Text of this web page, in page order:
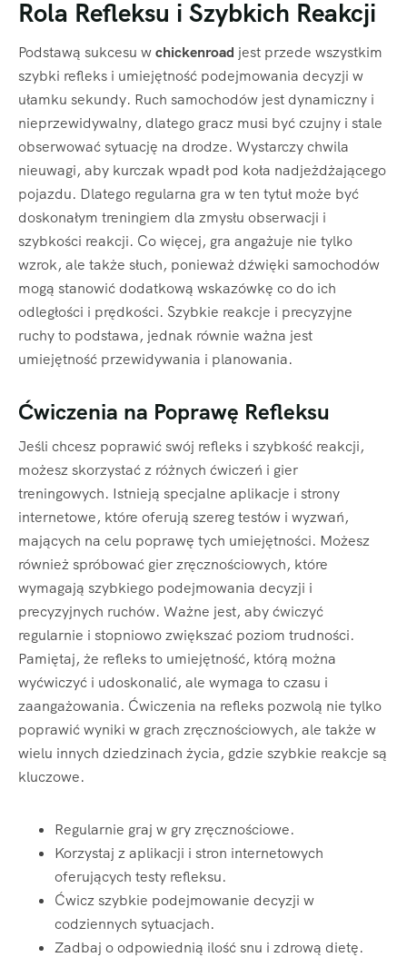
Rola Refleksu i Szybkich Reakcji
Podstawą sukcesu wchickenroad jest przede wszystkim
szybki refleks i umiejętność podejmowania decyzji w
ułamku sekundy. Ruch samochodów jest dynamiczny i
nieprzewidywalny, dlatego gracz musi być czujny i stale
obserwować sytuację na drodze. Wystarczy chwila
nieuwagi, aby kurczak wpadł pod koła nadjeżdżającego
pojazdu. Dlatego regularna gra w ten tytuł może być
doskonałym treningiem dla zmysłu obserwacji i
szybkości reakcji. Co więcej, gra angażuje nie tylko
wzrok, ale także słuch, ponieważ dźwięki samochodów
mogą stanowić dodatkową wskazówkę co do ich
odległości i prędkości. Szybkie reakcje i precyzyjne
ruchy to podstawa, jednak równie ważna jest
umiejętność przewidywania i planowania.
Ćwiczenia na Poprawę Refleksu
Jeśli chcesz poprawić swój refleks i szybkość reakcji,
możesz skorzystać z różnych ćwiczeń i gier
treningowych. Istnieją specjalne aplikacje i strony
internetowe, które oferują szereg testów i wyzwań,
mających na celu poprawę tych umiejętności. Możesz
również spróbować gier zręcznościowych, które
wymagają szybkiego podejmowania decyzji i
precyzyjnych ruchów. Ważne jest, aby ćwiczyć
regularnie i stopniowo zwiększać poziom trudności.
Pamiętaj, że refleks to umiejętność, którą można
wyćwiczyć i udoskonalić, ale wymaga to czasu i
zaangażowania. Ćwiczenia na refleks pozwolą nie tylko
poprawić wyniki w grach zręcznościowych, ale także w
wielu innych dziedzinach życia, gdzie szybkie reakcje są
kluczowe.
Regularnie graj w gry zręcznościowe.
Korzystaj z aplikacji i stron internetowych
oferujących testy refleksu.
Ćwicz szybkie podejmowanie decyzji w
codziennych sytuacjach.
Zadbaj o odpowiednią ilość snu i zdrową dietę.